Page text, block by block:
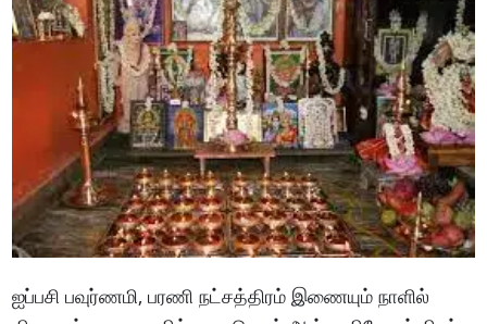
ஐப்பசி பவுர்ணமி, பரணி நட்சத்திரம் இணையும் நாளில்